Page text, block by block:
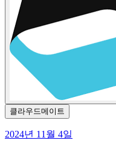
클라우드메이트
2024년 11월 4일